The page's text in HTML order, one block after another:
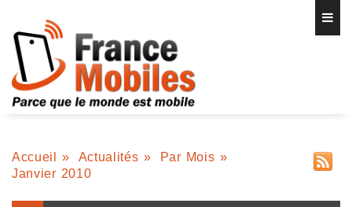
Accueil » Actualités » Par Mois »
Janvier 2010